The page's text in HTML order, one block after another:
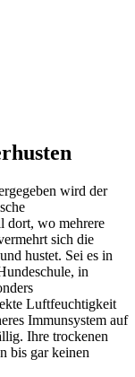
wird der
dort, wo mehrere
sich die
hustet. Sei es in
in
Luftfeuchtigkeit
Immunsystem auf
Ihre trockenen
bis gar keinen